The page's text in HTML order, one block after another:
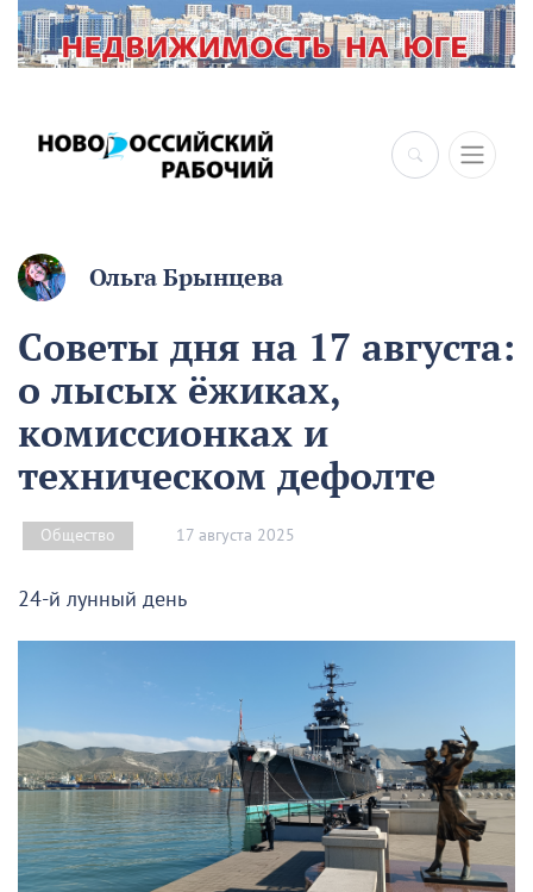
×
Ольга Брынцева
Советы дня на 17 августа:
о лысых ёжиках,
комиссионках и
техническом дефолте
Общество 17 августа 2025
24-й лунный день